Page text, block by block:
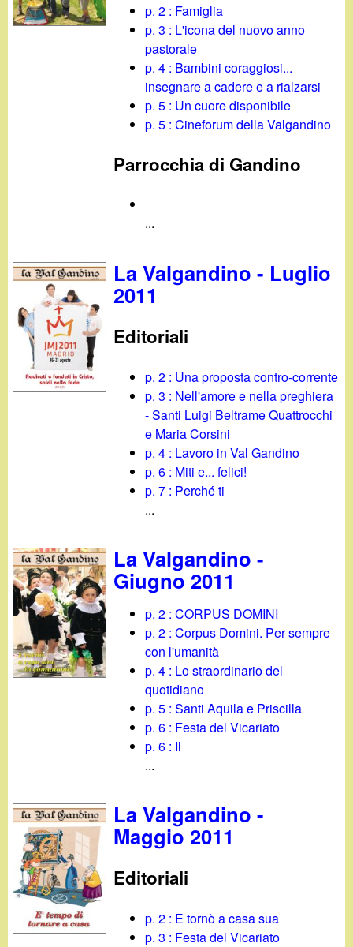
p. 2 : Famiglia
p. 3 : L'icona del nuovo anno
pastorale
p. 4 : Bambini coraggiosi...
insegnare a cadere e a rialzarsi
p. 5 : Un cuore disponibile
p. 5 : Cineforum della Valgandino
Parrocchia di Gandino
...
La Valgandino - Luglio
2011
Editoriali
p. 2 : Una proposta contro-corrente
p. 3 : Nell'amore e nella preghiera
- Santi Luigi Beltrame Quattrocchi
e Maria Corsini
p. 4 : Lavoro in Val Gandino
p. 6 : Miti e... felici!
p. 7 : Perché ti
...
La Valgandino -
Giugno 2011
p. 2 : CORPUS DOMINI
p. 2 : Corpus Domini. Per sempre
con l'umanità
p. 4 : Lo straordinario del
quotidiano
p. 5 : Santi Aquila e Priscilla
p. 6 : Festa del Vicariato
p. 6 : Il
...
La Valgandino -
Maggio 2011
Editoriali
p. 2 : E tornò a casa sua
p. 3 : Festa del Vicariato